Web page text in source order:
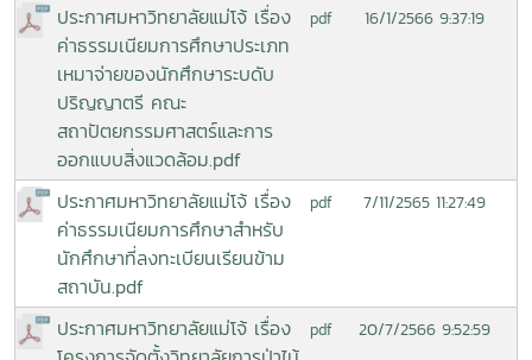
ประกาศมหาวิทยาลัยแม่โจ้ เรื่อง
ค่าธรรมเนียมการศึกษาประเภท
เหมาจ่ายของนักศึกษาระบดับ
ปริญญาตรี คณะ
สถาปัตยกรรมศาสตร์และการ
ออกแบบสิ่งแวดล้อม.pdf
pdf 16/1/2566 9:37:19
ประกาศมหาวิทยาลัยแม่โจ้ เรื่อง
ค่าธรรมเนียมการศึกษาสำหรับ
นักศึกษาที่ลงทะเบียนเรียนข้าม
สถาบัน.pdf
pdf 7/11/2565 11:27:49
ประกาศมหาวิทยาลัยแม่โจ้ เรื่อง
pdf 20/7/2566 9:52:59